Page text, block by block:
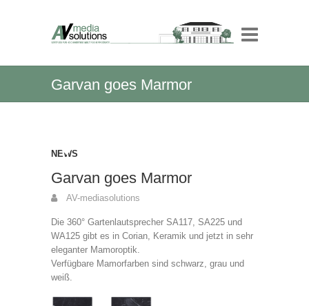
Garvan goes Marmor
NEWS
Garvan goes Marmor
AV-mediasolutions
Die 360° Gartenlautsprecher SA117, SA225 und
WA125 gibt es in Corian, Keramik und jetzt in sehr
eleganter Mamoroptik.
Verfügbare Mamorfarben sind schwarz, grau und
weiß.